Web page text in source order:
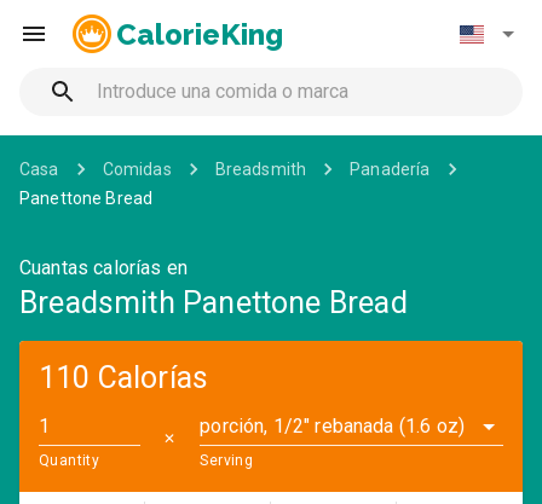
CalorieKing
Casa Comidas Breadsmith
Panadería
Panettone Bread
Cuantas calorías en
Breadsmith Panettone Bread
110 Calorías
Quantity
✕
porción, 1/2" rebanada (1.6 oz)
Serving